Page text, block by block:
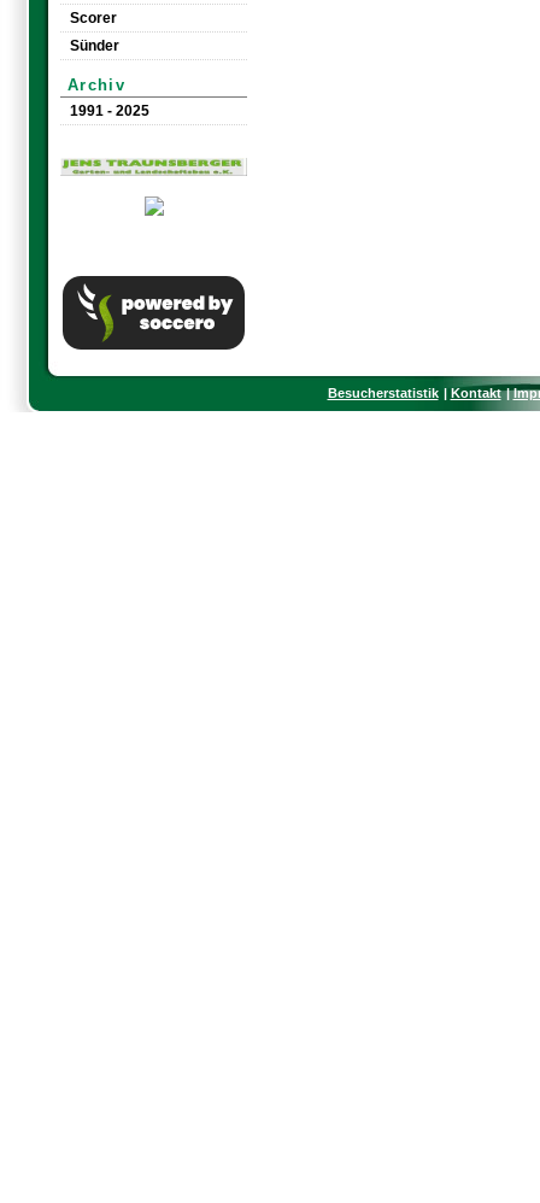
Scorer
Sünder
Archiv
1991 - 2025
Besucherstatistik Kontakt